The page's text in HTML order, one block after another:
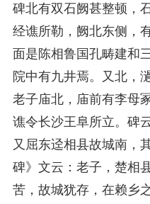
碑北有双石阙甚整顿，
经谯所勒，阙北东侧，
面是陈相鲁国孔畴建和
院中有九井焉。又北，
老子庙北，庙前有李母
谯令长沙王阜所立。碑
又屈东迳相县故城南，
碑》文云：老子，楚相
苦，故城犹存，在赖乡